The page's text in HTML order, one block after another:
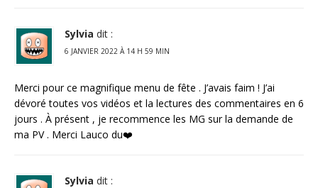
Sylvia dit :
6 JANVIER 2022 À 14 H 59 MIN
Merci pour ce magnifique menu de fête . J’avais faim ! J’ai
dévoré toutes vos vidéos et la lectures des commentaires en 6
jours . À présent , je recommence les MG sur la demande de
ma PV . Merci Lauco du❤️
Sylvia dit :